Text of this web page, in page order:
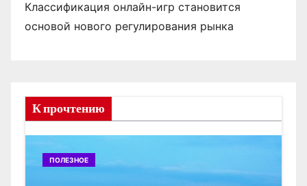
Классификация онлайн-игр становится
основой нового регулирования рынка
К прочтению
ПОЛЕЗНОЕ